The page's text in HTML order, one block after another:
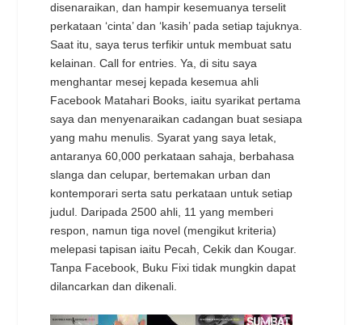
disenaraikan, dan hampir kesemuanya terselit
perkataan ‘cinta’ dan ‘kasih’ pada setiap tajuknya.
Saat itu, saya terus terfikir untuk membuat satu
kelainan. Call for entries. Ya, di situ saya
menghantar mesej kepada kesemua ahli
Facebook Matahari Books, iaitu syarikat pertama
saya dan menyenaraikan cadangan buat sesiapa
yang mahu menulis. Syarat yang saya letak,
antaranya 60,000 perkataan sahaja, berbahasa
slanga dan celupar, bertemakan urban dan
kontemporari serta satu perkataan untuk setiap
judul. Daripada 2500 ahli, 11 yang memberi
respon, namun tiga novel (mengikut kriteria)
melepasi tapisan iaitu Pecah, Cekik dan Kougar.
Tanpa Facebook, Buku Fixi tidak mungkin dapat
dilancarkan dan dikenali.